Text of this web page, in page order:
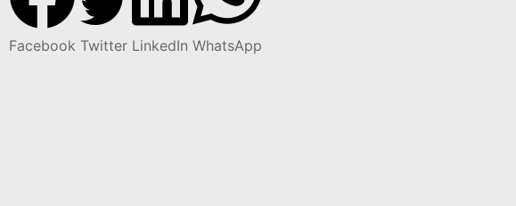
Facebook Twitter LinkedIn WhatsApp